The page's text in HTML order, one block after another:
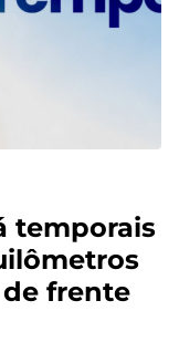
temporais
frente